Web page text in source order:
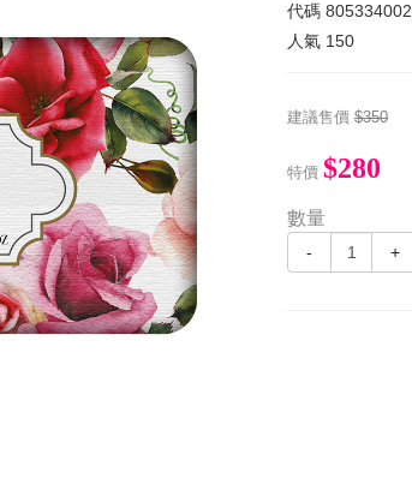
代碼
人氣 150
建議售價 $350
特價 $280
數量
- +